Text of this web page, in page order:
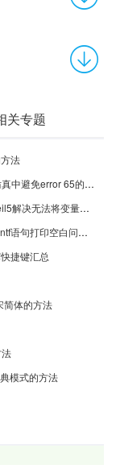
关专题
法
Keil5怎么在软件仿真中避免error 65-Keil5在软件仿真中避免error 65的方法
Keil5怎么解决无法将变量或函数Go To到定义处-Keil5解决无法将变量或函数Go To到定义处的方法
Keil5怎么解决printf语句打印空白问题-Keil5解决printf语句打印空白问题的方法
捷键汇总
简体的方法
模式的方法